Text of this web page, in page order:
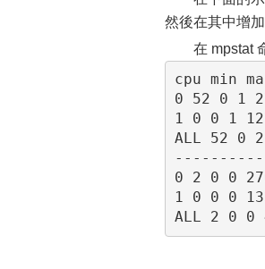
然後在其中增
在 mpstat
cpu min
0 52 0 1
1 0 0 1
ALL 52 0
0 2 0 0
1 0 0 0